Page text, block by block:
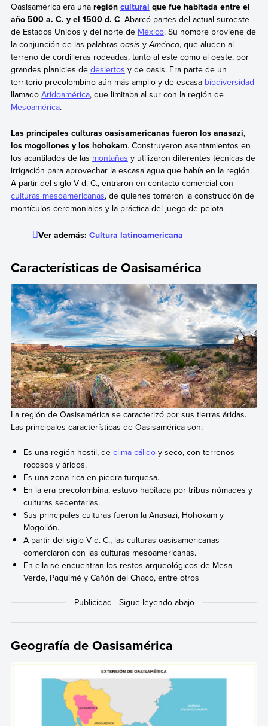
Oasisamérica era una región cultural que fue habitada entre el
año 500 a. C. y el 1500 d. C. Abarcó partes del actual suroeste
de Estados Unidos y del norte de México. Su nombre proviene de
la conjunción de las palabras oasis yAmérica, que aluden al
terreno de cordilleras rodeadas, tanto al este como al oeste, por
grandes planicies de desiertos y de oasis. Era parte de un
territorio precolombino aún más amplio y de escasa biodiversidad
llamado Aridoamérica, que limitaba al sur con la región de
Mesoamérica.
Las principales culturas oasisamericanas fueron los anasazi,
los mogollones y los hohokam. Construyeron asentamientos en
los acantilados de las montañas y utilizaron diferentes técnicas de
irrigación para aprovechar la escasa agua que había en la región.
A partir del siglo V d. C., entraron en contacto comercial con
culturas mesoamericanas, de quienes tomaron la construcción de
montículos ceremoniales y la práctica del juego de pelota.
Ver además:Cultura latinoamericana
Características de Oasisamérica
La región de Oasisamérica se caracterizó por sus tierras áridas.
Las principales características de Oasisamérica son:
Es una región hostil, declima cálido y seco, con terrenos
rocosos y áridos.
Es una zona rica en piedra turquesa.
En la era precolombina, estuvo habitada por tribus nómades y
culturas sedentarias.
Sus principales culturas fueron la Anasazi, Hohokam y
Mogollón.
A partir del siglo V d. C., las culturas oasisamericanas
comerciaron con las culturas mesoamericanas.
En ella se encuentran los restos arqueológicos de Mesa
Verde, Paquimé y Cañón del Chaco, entre otros
Geografía de Oasisamérica